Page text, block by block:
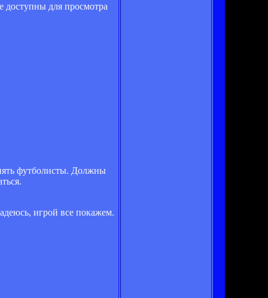
для просмотра
футболисты. Должны
игрой все покажем.